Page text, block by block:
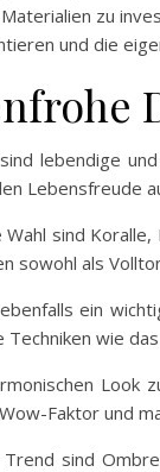
zu
und die
lebendige
Lebensfreude
Wahl sind
sowohl als
ein
Techniken wie
Look
Faktor und
sind